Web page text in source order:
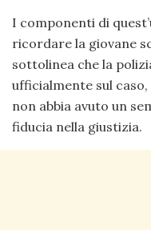
I componenti di
ricordare la giovane
sottolinea che la
ufficialmente sul
non abbia avuto un
fiducia nella giustizia.